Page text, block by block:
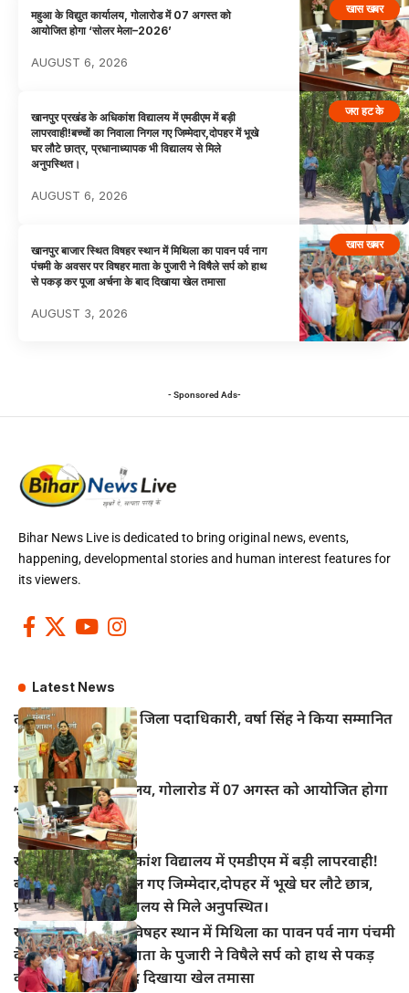
खास खबर
महुआ के विद्युत कार्यालय, गोलारोड में 07 अगस्त को
आयोजित होगा ‘सोलर मेला–2026’
AUGUST 6, 2026
जरा हट के
खानपुर प्रखंड के अधिकांश विद्यालय में एमडीएम में बड़ी
लापरवाही!बच्चों का निवाला निगल गए जिम्मेदार,दोपहर में भूखे
घर लौटे छात्र, प्रधानाध्यापक भी विद्यालय से मिले
अनुपस्थित।
AUGUST 6, 2026
खास खबर
खानपुर बाजार स्थित विषहर स्थान में मिथिला का पावन पर्व नाग
पंचमी के अवसर पर विषहर माता के पुजारी ने विषैले सर्प को हाथ
से पकड़ कर पूजा अर्चना के बाद दिखाया खेल तमासा
AUGUST 3, 2026
- Sponsored Ads-
Bihar News Live is dedicated to bring original news, events,
happening, developmental stories and human interest features for
its viewers.
Latest News
तीन वरिष्ठ पत्रकारों को जिला पदाधिकारी, वर्षा सिंह ने किया सम्मानित
महुआ के विद्युत कार्यालय, गोलारोड में 07 अगस्त को आयोजित होगा
‘सोलर मेला–2026’
खानपुर प्रखंड के अधिकांश विद्यालय में एमडीएम में बड़ी लापरवाही!
बच्चों का निवाला निगल गए जिम्मेदार,दोपहर में भूखे घर लौटे छात्र,
प्रधानाध्यापक भी विद्यालय से मिले अनुपस्थित।
खानपुर बाजार स्थित विषहर स्थान में मिथिला का पावन पर्व नाग पंचमी
के अवसर पर विषहर माता के पुजारी ने विषैले सर्प को हाथ से पकड़
कर पूजा अर्चना के बाद दिखाया खेल तमासा